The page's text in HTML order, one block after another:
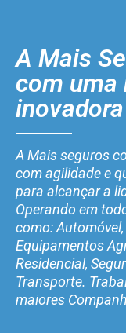
A Mais
com uma
A Mais seguros
com agilidade e
para alcançar a
Operando em
como:
Equipamentos
Residencial,
Transporte.
maiores